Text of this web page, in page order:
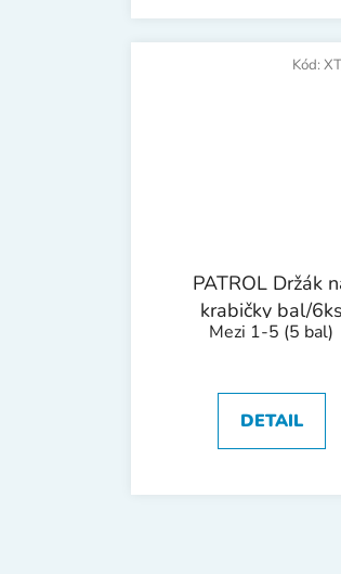
PATROL Držák
krabičky bal/6ks
Mezi 1-5 (5 bal)
DETAIL
Kód: